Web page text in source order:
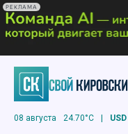
РЕКЛАМА
08 августа 24.70°C | USD